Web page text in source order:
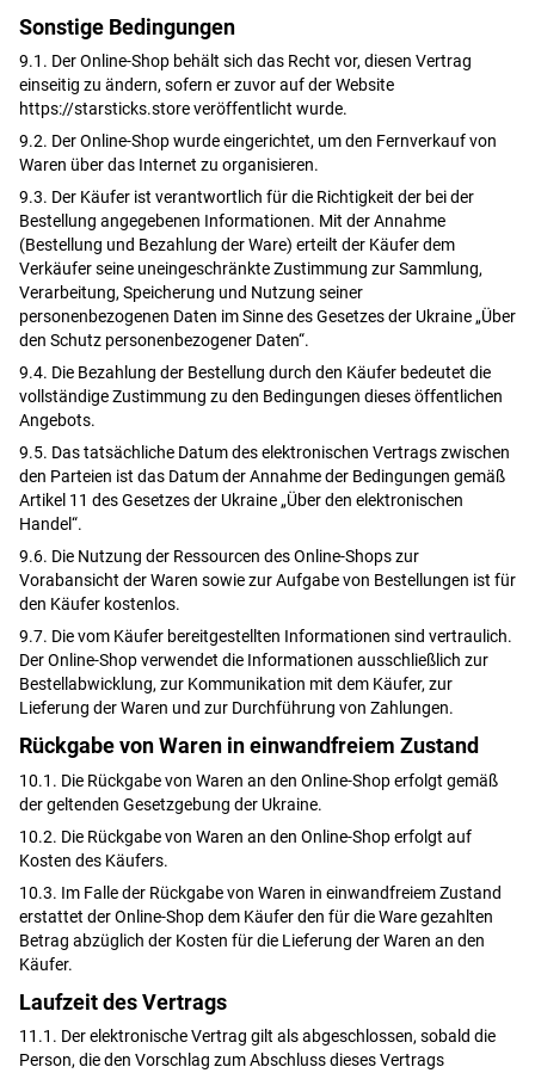
Sonstige Bedingungen
9.1. Der Online-Shop behält sich das Recht vor, diesen Vertrag
einseitig zu ändern, sofern er zuvor auf der Website
https://starsticks.store veröffentlicht wurde.
9.2. Der Online-Shop wurde eingerichtet, um den Fernverkauf von
Waren über das Internet zu organisieren.
9.3. Der Käufer ist verantwortlich für die Richtigkeit der bei der
Bestellung angegebenen Informationen. Mit der Annahme
(Bestellung und Bezahlung der Ware) erteilt der Käufer dem
Verkäufer seine uneingeschränkte Zustimmung zur Sammlung,
Verarbeitung, Speicherung und Nutzung seiner
personenbezogenen Daten im Sinne des Gesetzes der Ukraine „Über
den Schutz personenbezogener Daten“.
9.4. Die Bezahlung der Bestellung durch den Käufer bedeutet die
vollständige Zustimmung zu den Bedingungen dieses öffentlichen
Angebots.
9.5. Das tatsächliche Datum des elektronischen Vertrags zwischen
den Parteien ist das Datum der Annahme der Bedingungen gemäß
Artikel 11 des Gesetzes der Ukraine „Über den elektronischen
Handel“.
9.6. Die Nutzung der Ressourcen des Online-Shops zur
Vorabansicht der Waren sowie zur Aufgabe von Bestellungen ist für
den Käufer kostenlos.
9.7. Die vom Käufer bereitgestellten Informationen sind vertraulich.
Der Online-Shop verwendet die Informationen ausschließlich zur
Bestellabwicklung, zur Kommunikation mit dem Käufer, zur
Lieferung der Waren und zur Durchführung von Zahlungen.
Rückgabe von Waren in einwandfreiem Zustand
10.1. Die Rückgabe von Waren an den Online-Shop erfolgt gemäß
der geltenden Gesetzgebung der Ukraine.
10.2. Die Rückgabe von Waren an den Online-Shop erfolgt auf
Kosten des Käufers.
10.3. Im Falle der Rückgabe von Waren in einwandfreiem Zustand
erstattet der Online-Shop dem Käufer den für die Ware gezahlten
Betrag abzüglich der Kosten für die Lieferung der Waren an den
Käufer.
Laufzeit des Vertrags
11.1. Der elektronische Vertrag gilt als abgeschlossen, sobald die
Person, die den Vorschlag zum Abschluss dieses Vertrags